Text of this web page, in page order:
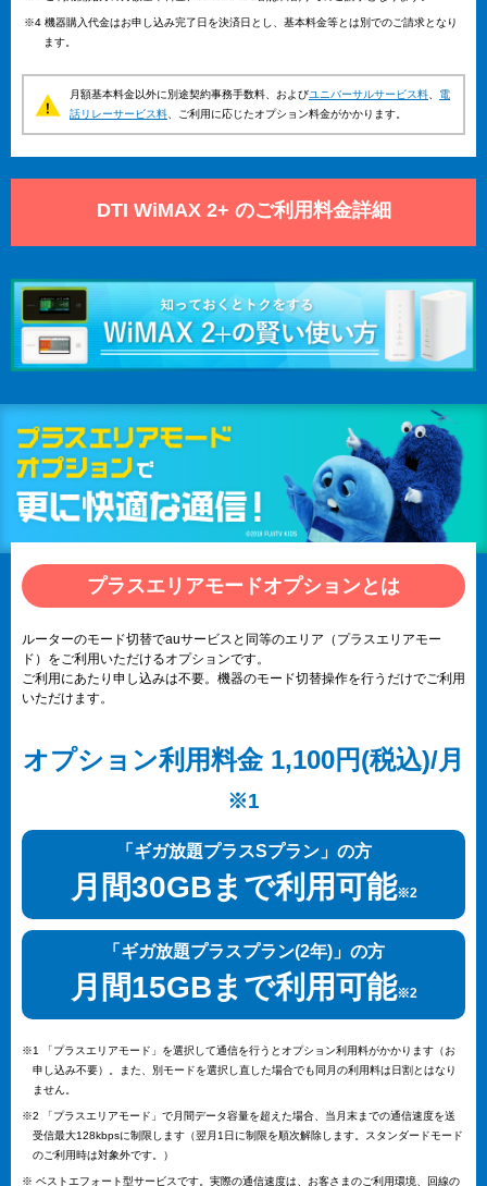
※4 機器購入代金はお申し込み完了日を決済日とし、基本料金等とは別でのご請求となり
ます。
月額基本料金以外に別途契約事務手数料、およびユニバーサルサービス料
電
話リレーサービス料 、ご利用に応じたオプション料金がかかります。
DTI WiMAX 2+ のご利用料金詳細
プラスエリアモードオプションとは
ルーターのモード切替でauサービスと同等のエリア（プラスエリアモー
ド）をご利用いただけるオプションです。
ご利用にあたり申し込みは不要。機器のモード切替操作を行うだけでご利用
いただけます。
オプション利用料金 1,100円(税込)/月
※1
「ギガ放題プラスSプラン」の方
月間30GBまで利用可能※2
「ギガ放題プラスプラン(2年)」の方
月間15GBまで利用可能※2
※1 「プラスエリアモード」を選択して通信を行うとオプション利用料がかかります（お
申し込み不要）。また、別モードを選択し直した場合でも同月の利用料は日割とはなり
ません。
※2 「プラスエリアモード」で月間データ容量を超えた場合、当月末までの通信速度を送
受信最大128kbpsに制限します（翌月1日に制限を順次解除します。スタンダードモード
のご利用時は対象外です。）
※ ベストエフォート型サービスです。実際の通信速度は、お客さまのご利用環境、回線の